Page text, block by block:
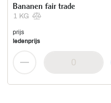
1 KG
Bananen fair trade
prijs
ledenprijs